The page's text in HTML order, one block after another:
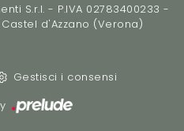
S.r.l. - P.IVA 02783400233 -
d'Azzano (Verona)
Gestisci i consensi